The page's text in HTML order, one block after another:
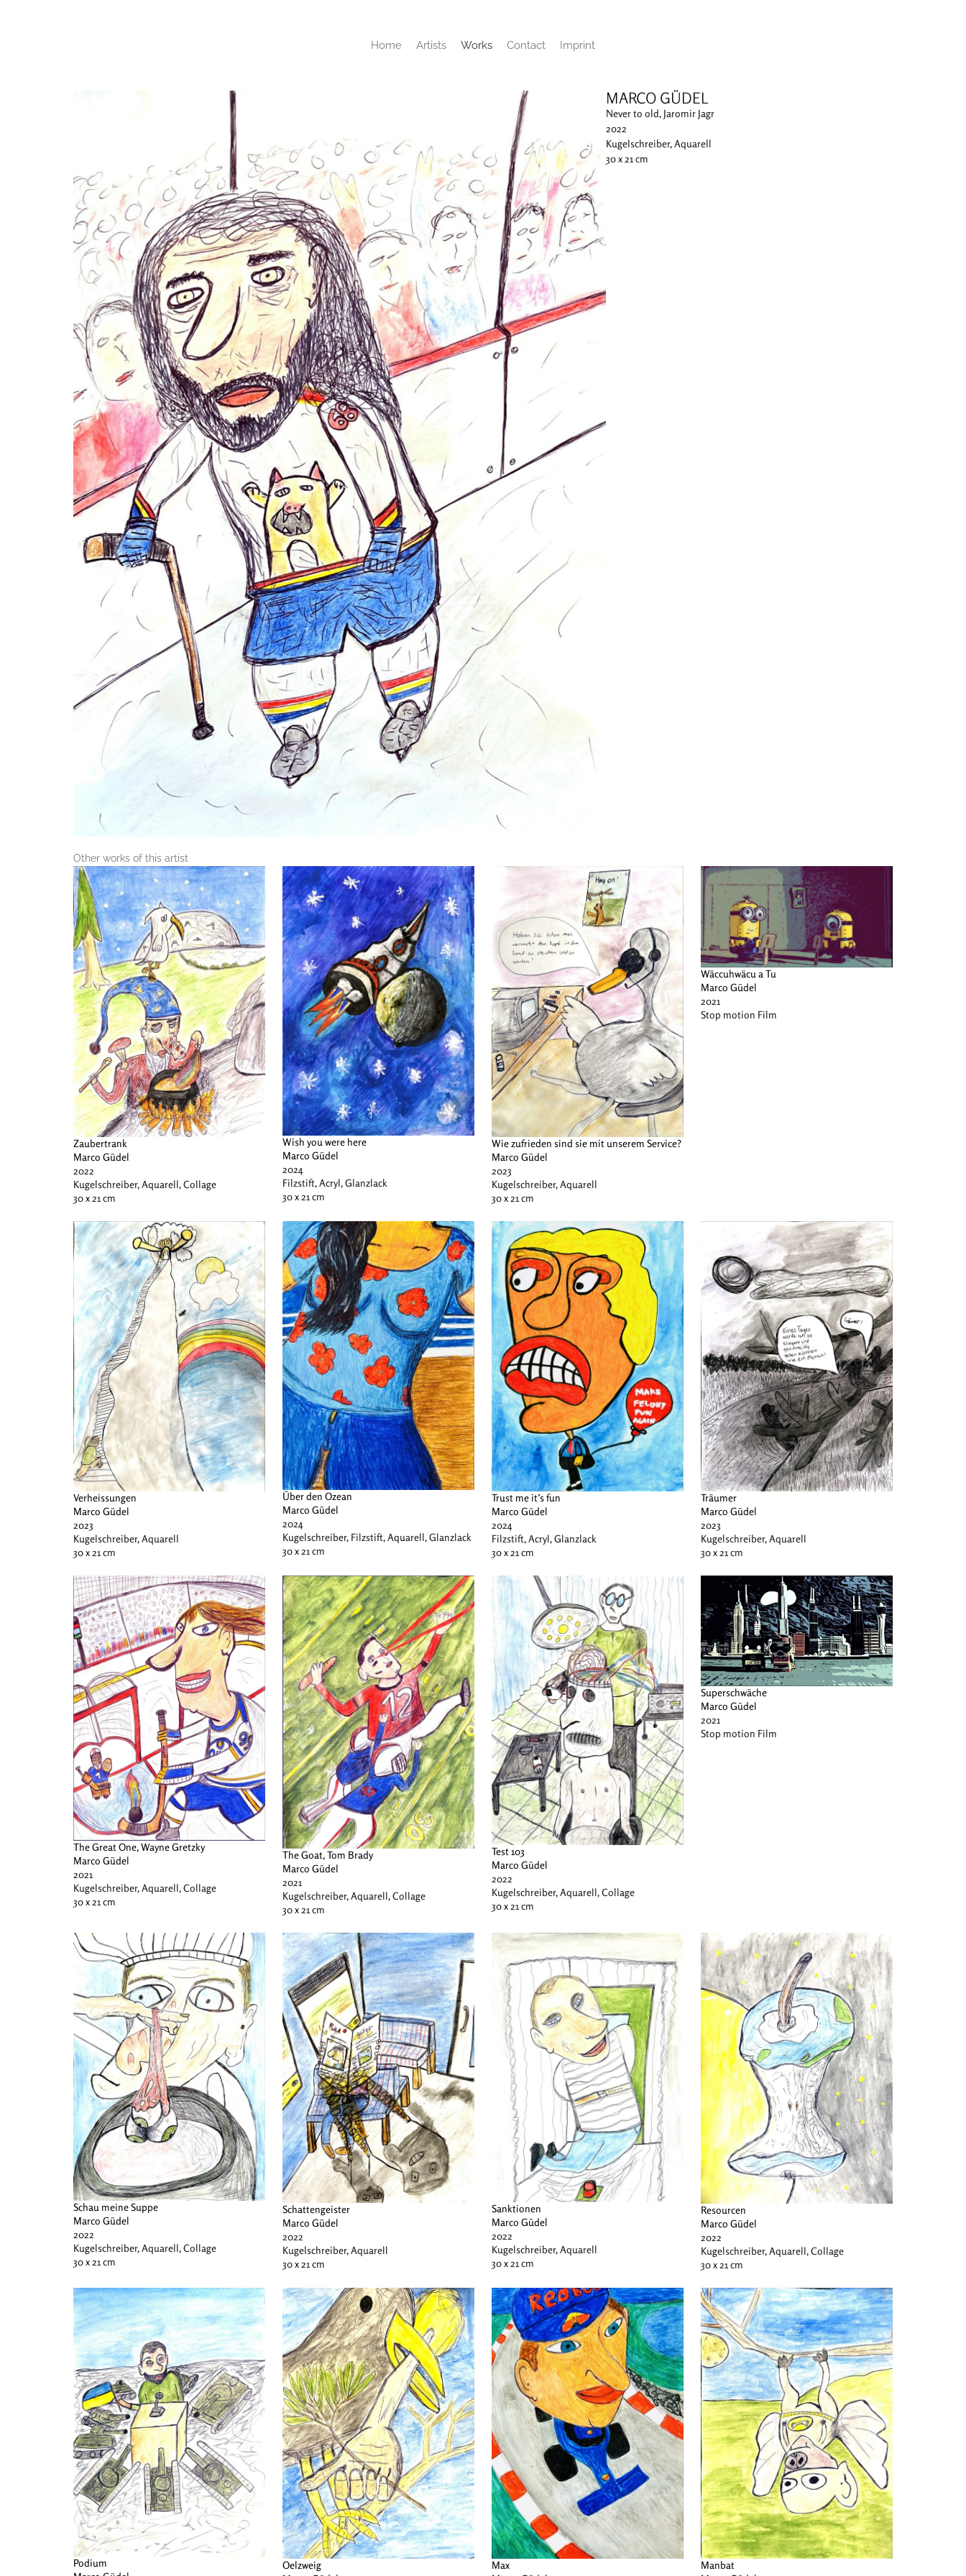
Home Artists Works Contact Imprint
MARCO GÜDEL
Never to old, Jaromir Jagr
2022
Kugelschreiber, Aquarell
30 x 21 cm
Other works of this artist
Zaubertrank
Marco Güdel
2022
Kugelschreiber, Aquarell, Collage
30 x 21 cm
Wish you were here
Marco Güdel
2024
Filzstift, Acryl, Glanzlack
30 x 21 cm
Wie zufrieden sind sie mit unserem Service?
Marco Güdel
2023
Kugelschreiber, Aquarell
30 x 21 cm
Wäccuhwäcu a Tu
Marco Güdel
2021
Stop motion Film
Verheissungen
Marco Güdel
2023
Kugelschreiber, Aquarell
30 x 21 cm
Über den Ozean
Marco Güdel
2024
Kugelschreiber, Filzstift, Aquarell, Glanzlack
30 x 21 cm
Trust me it’s fun
Marco Güdel
2024
Filzstift, Acryl, Glanzlack
30 x 21 cm
Träumer
Marco Güdel
2023
Kugelschreiber, Aquarell
30 x 21 cm
The Great One, Wayne Gretzky
Marco Güdel
2021
Kugelschreiber, Aquarell, Collage
30 x 21 cm
The Goat, Tom Brady
Marco Güdel
2021
Kugelschreiber, Aquarell, Collage
30 x 21 cm
Test 103
Marco Güdel
2022
Kugelschreiber, Aquarell, Collage
30 x 21 cm
Superschwäche
Marco Güdel
2021
Stop motion Film
Schau meine Suppe
Marco Güdel
2022
Kugelschreiber, Aquarell, Collage
30 x 21 cm
Schattengeister
Marco Güdel
2022
Kugelschreiber, Aquarell
30 x 21 cm
Sanktionen
Marco Güdel
2022
Kugelschreiber, Aquarell
30 x 21 cm
Resourcen
Marco Güdel
2022
Kugelschreiber, Aquarell, Collage
30 x 21 cm
Podium
Oelzweig
Max
Manbat